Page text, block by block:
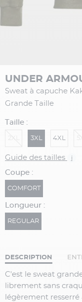
UNDER
Sweat à capuche
Grande Taille
Taille :
3XL 4XL
Guide des tailles i
Coupe :
COMFORT
Longueur :
REGULAR
DESCRIPTION
C'est le sweat
librement sans
légèrement